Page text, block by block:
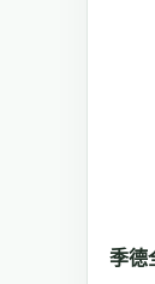
季德